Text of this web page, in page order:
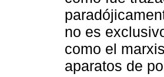
no es
como el
aparatos de